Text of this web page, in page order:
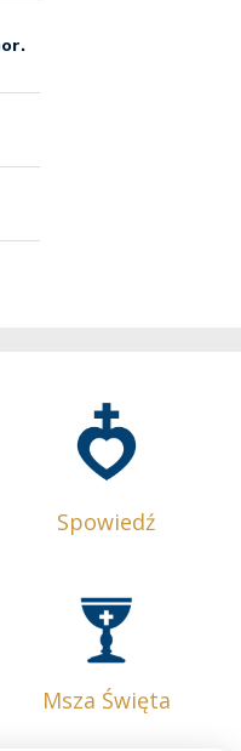
Spowiedź
Msza Święta